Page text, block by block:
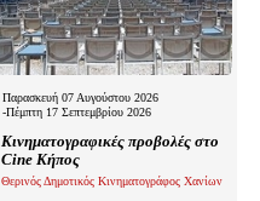
Παρασκευή 07 Αυγούστου 2026
-Πέμπτη 17 Σεπτεμβρίου 2026
Κινηματογραφικές προβολές στο
Cine Κήπος
Θερινός Δημοτικός Κινηματογράφος Χανίων